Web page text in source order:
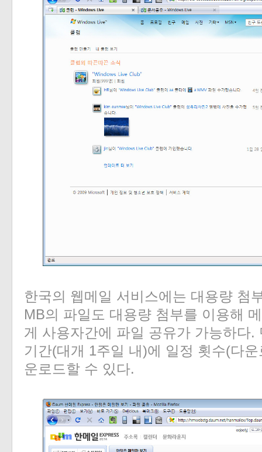
한국의 웹메일 서비스에는 대용량 첨
MB의 파일도 대용량 첨부를 이용해
게 사용자간에 파일 공유가 가능하다.
기간(대개 1주일 내)에 일정 횟수(다
운로드할 수 있다.